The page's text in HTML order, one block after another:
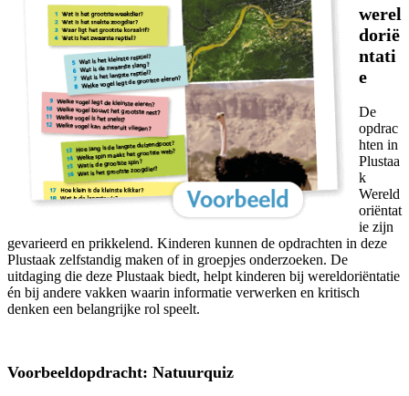
werel
dorië
ntati
e
De
opdrac
hten in
Plustaa
k
Wereld
oriëntat
ie zijn
gevarieerd en prikkelend. Kinderen kunnen de opdrachten in deze
Plustaak zelfstandig maken of in groepjes onderzoeken. De
uitdaging die deze Plustaak biedt, helpt kinderen bij wereldoriëntatie
én bij andere vakken waarin informatie verwerken en kritisch
denken een belangrijke rol speelt.
Voorbeeldopdracht: Natuurquiz